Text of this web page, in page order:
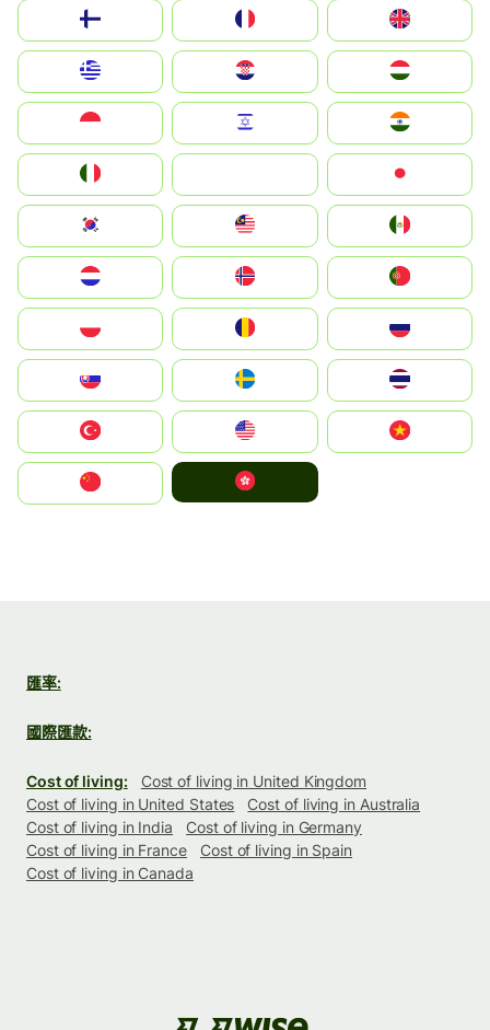
United Kingdom
Magyarország
South Korea
United States
中國香港特別行政區
匯率:
國際匯款:
Cost of living:
Cost of living in United Kingdom
Cost of living in United States
Cost of living in Australia
Cost of living in India
Cost of living in Germany
Cost of living in France
Cost of living in Spain
Cost of living in Canada